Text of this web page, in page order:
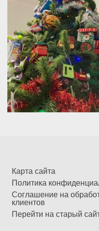
Карта сайта
Политика
Соглашение на
клиентов
Перейти на старый